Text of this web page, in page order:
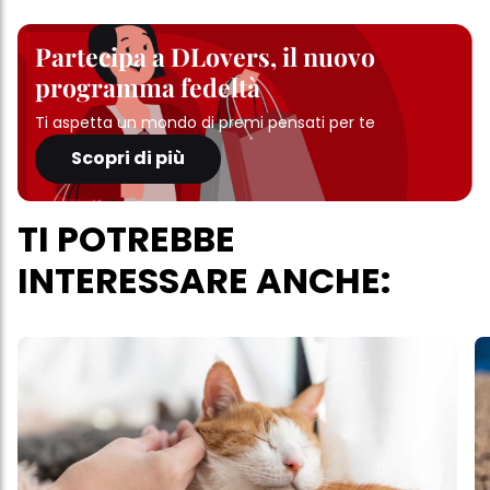
Partecipa a DLovers, il nuovo
programma fedeltà
Ti aspetta un mondo di premi pensati per te
Scopri di più
TI POTREBBE
INTERESSARE ANCHE: